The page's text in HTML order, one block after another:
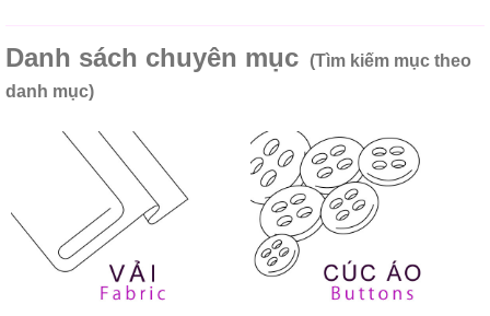
Danh sách chuyên mục (Tìm kiếm mục theo
danh mục)